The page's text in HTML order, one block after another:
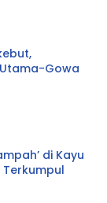
Gowa
di Kayu